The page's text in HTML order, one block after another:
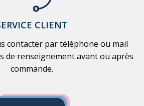
CLIENT
contacter par téléphone ou mail
de renseignement avant ou après
commande.